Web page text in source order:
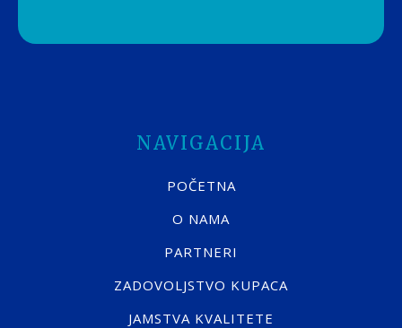
NAVIGACIJA
POČETNA
O NAMA
PARTNERI
ZADOVOLJSTVO KUPACA
JAMSTVA KVALITETE